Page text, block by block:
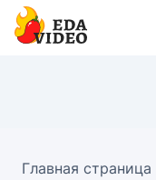
Главная страница